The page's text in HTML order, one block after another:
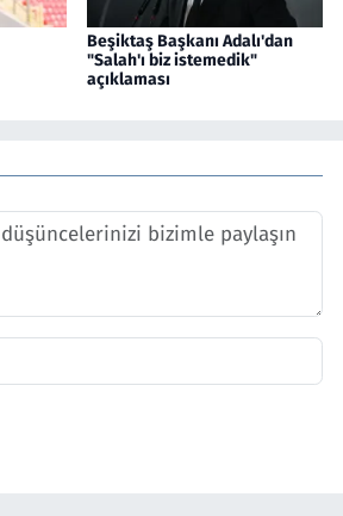
Beşiktaş Başkanı Adalı'dan
"Salah'ı biz istemedik"
açıklaması